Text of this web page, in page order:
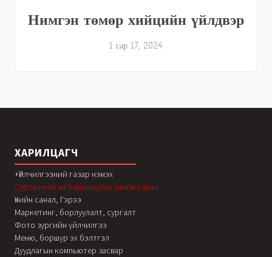
Нимгэн төмөр хийцийн үйлдвэр
1 сар 17, 2024
ХАРИЛЦАГЧ
+Үйлчилгээний газар нэмэх
Сурталчилгаа байршуулах үнийн санал
Үнийн санал, Гэрээ
Маркетинг, борлуулалт, сургалт
Фото зургийн үйлчилгээ
Меню, боршур эх бэлтгэл
Дуудлагын компьютер засвар